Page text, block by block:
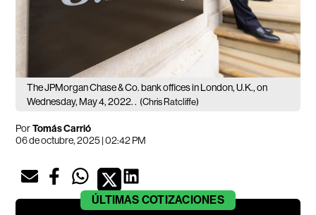
The JPMorgan Chase & Co. bank offices in London, U.K., on
Wednesday, May 4, 2022. . (Chris Ratcliffe)
PorTomás Carrió
06 de octubre, 2025 | 02:42 PM
ÚLTIMAS COTIZACIONES